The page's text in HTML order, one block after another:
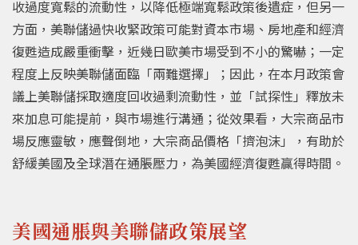
收過度寬鬆的流動性，以降低極端寬鬆政策後遺症，但另一
方面，美聯儲過快收緊政策可能對資本市場、房地產和經濟
復甦造成嚴重衝擊，近幾日歐美市場受到不小的驚嚇；一定
程度上反映美聯儲面臨「兩難選擇」；因此，在本月政策會
議上美聯儲採取適度回收過剩流動性，並「試探性」釋放未
來加息可能提前，與市場進行溝通；從效果看，大宗商品市
場反應靈敏，應聲倒地，大宗商品價格「擠泡沫」，有助於
舒緩美國及全球潛在通脹壓力，為美國經濟復甦贏得時間。
美國通脹與美聯儲政策展望